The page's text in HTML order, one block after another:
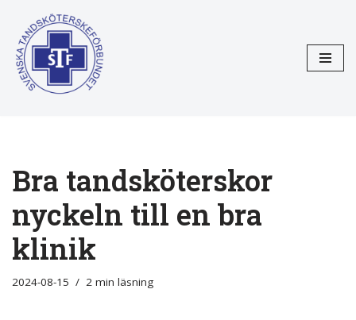
Hoppa
till
innehåll
Bra tandsköterskor
nyckeln till en bra
klinik
2024-08-15 2 min läsning